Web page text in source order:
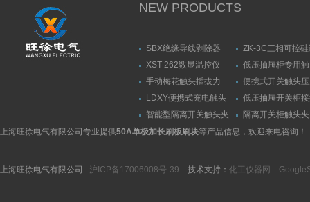
NEW PRODUCTS
SBX绝缘导线剥除器
ZK-3C三相可控
触发器
XST-262数显温控仪
低压抽屉柜专用
力测量仪套装
手动梅花触头插拔力
（推拉力）测量仪
便携式开关触头
（夹紧力）测量仪
LDXY便携式充电触头
（指）夹紧力测量仪
低压抽屉开关柜
触头（夹紧力）
智能型隔离开关触头夹
紧力测试仪
隔离开关柜触头
测试仪/精度传感
上海旺徐电气有限公司专业提供50A单极加长刷板刷块等产品信息，欢迎来电咨询！
上海旺徐电气有限公司 沪ICP备17006008号-39 技术支持： 化工仪器网